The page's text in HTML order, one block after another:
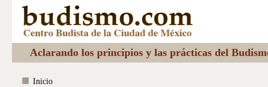
Aclarando los principios y las prácticas del
Inicio